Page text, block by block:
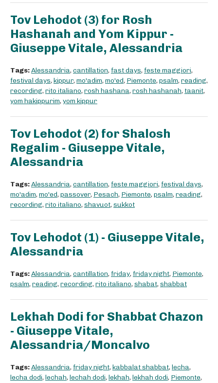
Tov Lehodot (3) for Rosh
Hashanah and Yom Kippur -
Giuseppe Vitale, Alessandria
Tags:Alessandria, cantillation, fast days, feste maggiori,
festival days, kippur, mo'adim, mo'ed, Piemonte, psalm, reading,
recording, rito italiano, rosh hashana, rosh hashanah, taanit,
yom hakippurim, yom kippur
Tov Lehodot (2) for Shalosh
Regalim - Giuseppe Vitale,
Alessandria
Tags:Alessandria, cantillation, feste maggiori, festival days,
mo'adim, mo'ed, passover, Pesach, Piemonte, psalm, reading,
recording, rito italiano, shavuot, sukkot
Tov Lehodot (1) - Giuseppe Vitale,
Alessandria
Tags:Alessandria, cantillation, friday, friday night, Piemonte,
psalm, reading, recording, rito italiano, shabat, shabbat
Lekhah Dodi for Shabbat Chazon
- Giuseppe Vitale,
Alessandria/Moncalvo
Tags:Alessandria, friday night, kabbalat shabbat, lecha,
lecha dodi, lechah, lechah dodi, lekhah, lekhah dodi, Piemonte,